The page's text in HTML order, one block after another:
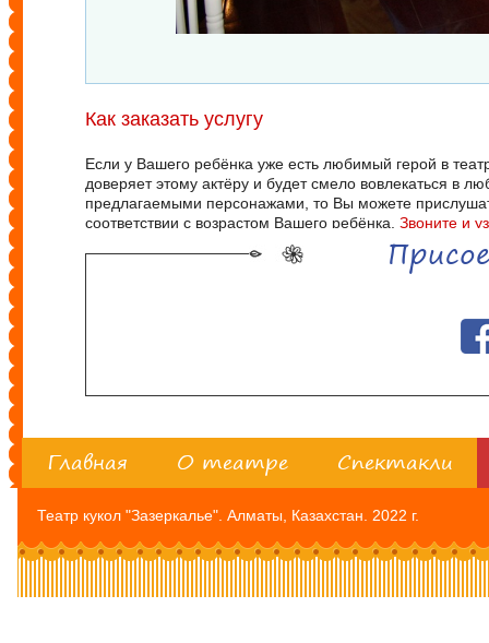
Как заказать услугу
Если у Вашего ребёнка уже есть любимый герой в
доверяет этому актёру и будет смело вовлекаться в
предлагаемыми персонажами, то Вы можете
соответствии с возрастом Вашего ребёнка. Звоните и
Главная О театре Спектакли
Театр кукол "Зазеркалье". Алматы, Казахстан. 2022 г.